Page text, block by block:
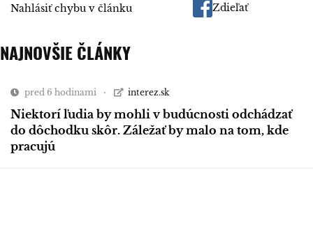
Nahlásiť chybu v článku Zdieľať
NAJNOVŠIE ČLÁNKY
pred 6 hodinami interez.sk
Niektorí ľudia by mohli v budúcnosti odchádzať
do dôchodku skôr. Záležať by malo na tom, kde
pracujú